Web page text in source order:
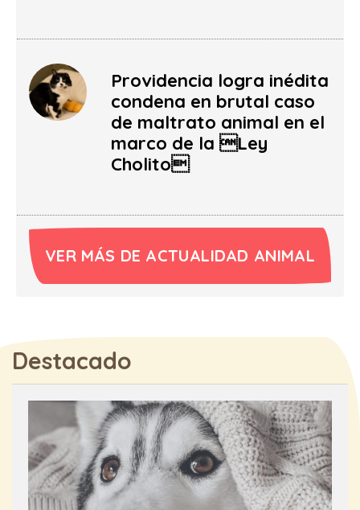
Providencia logra inédita
condena en brutal caso
de maltrato animal en el
marco de la Ley
Cholito
VER MÁS DE ACTUALIDAD ANIMAL
Destacado